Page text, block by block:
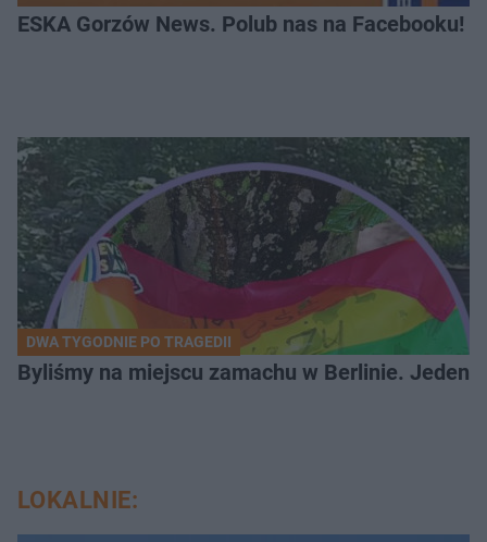
ESKA Gorzów News. Polub nas na Facebooku!
DWA TYGODNIE PO TRAGEDII
Byliśmy na miejscu zamachu w Berlinie. Jeden
LOKALNIE: